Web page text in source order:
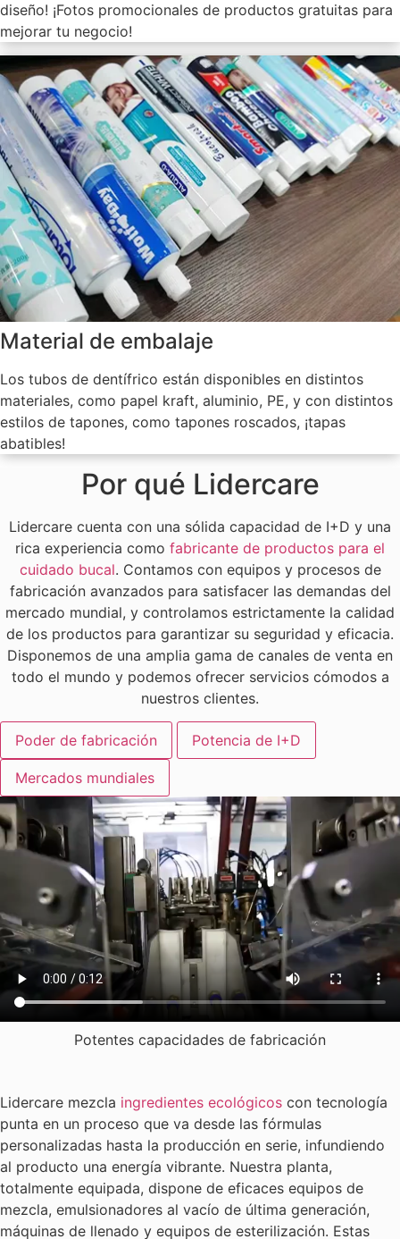
diseño! ¡Fotos promocionales de productos gratuitas para
mejorar tu negocio!
Material de embalaje
Los tubos de dentífrico están disponibles en distintos
materiales, como papel kraft, aluminio, PE, y con distintos
estilos de tapones, como tapones roscados, ¡tapas
abatibles!
Por qué Lidercare
Lidercare cuenta con una sólida capacidad de I+D y una
rica experiencia como fabricante de productos para el
cuidado bucal. Contamos con equipos y procesos de
fabricación avanzados para satisfacer las demandas del
mercado mundial, y controlamos estrictamente la calidad
de los productos para garantizar su seguridad y eficacia.
Disponemos de una amplia gama de canales de venta en
todo el mundo y podemos ofrecer servicios cómodos a
nuestros clientes.
Poder de fabricación Potencia de I+D
Mercados mundiales
Potentes capacidades de fabricación
Lidercare mezcla ingredientes ecológicos con tecnología
punta en un proceso que va desde las fórmulas
personalizadas hasta la producción en serie, infundiendo
al producto una energía vibrante. Nuestra planta,
totalmente equipada, dispone de eficaces equipos de
mezcla, emulsionadores al vacío de última generación,
máquinas de llenado y equipos de esterilización. Estas